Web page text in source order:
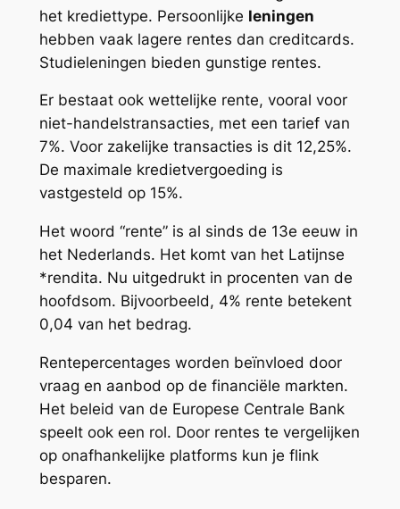
het krediettype. Persoonlijke leningen
hebben vaak lagere rentes dan creditcards.
Studieleningen bieden gunstige rentes.
Er bestaat ook wettelijke rente, vooral voor
niet-handelstransacties, met een tarief van
7%. Voor zakelijke transacties is dit 12,25%.
De maximale kredietvergoeding is
vastgesteld op 15%.
Het woord “rente” is al sinds de 13e eeuw in
het Nederlands. Het komt van het Latijnse
*rendita. Nu uitgedrukt in procenten van de
hoofdsom. Bijvoorbeeld, 4% rente betekent
0,04 van het bedrag.
Rentepercentages worden beïnvloed door
vraag en aanbod op de financiële markten.
Het beleid van de Europese Centrale Bank
speelt ook een rol. Door rentes te vergelijken
op onafhankelijke platforms kun je flink
besparen.